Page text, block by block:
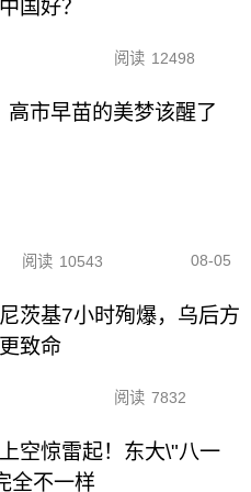
国好？
阅读 12498
市早苗的美梦该醒了
阅读 10543 08-05
茨基7小时殉爆，乌后方
致命
阅读 7832
空惊雷起！东大\"八一
全不一样